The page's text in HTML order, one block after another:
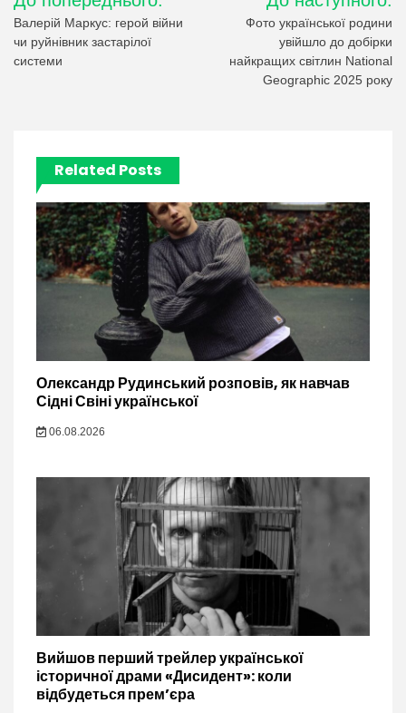
записів
Валерій Маркус: герой війни
чи руйнівник застарілої
системи
Фото української родини
увійшло до добірки
найкращих світлин National
Geographic 2025 року
Related Posts
Олександр Рудинський розповів, як навчав
Сідні Свіні української
06.08.2026
Вийшов перший трейлер української
історичної драми «Дисидент»: коли
відбудеться прем’єра